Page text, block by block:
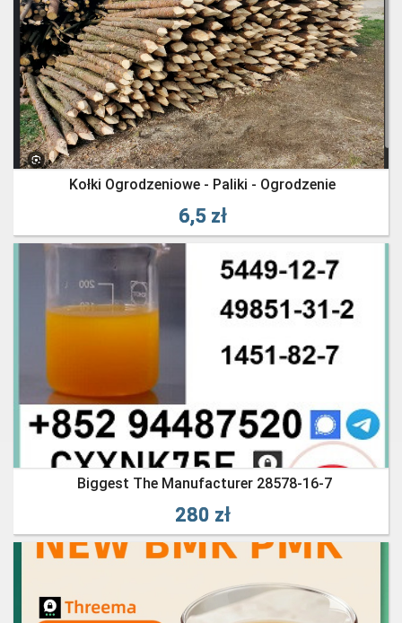
Kołki Ogrodzeniowe - Paliki - Ogrodzenie
6,5 zł
Biggest The Manufacturer 28578-16-7
280 zł